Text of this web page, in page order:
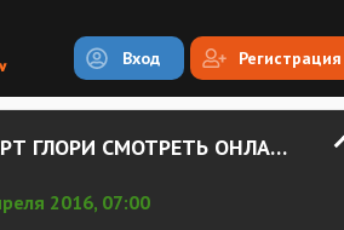
Вход Регистрация
СИДНЕЙ - ПЕРТ ГЛОРИ СМОТРЕТЬ ОНЛАЙН
2016, 07:00